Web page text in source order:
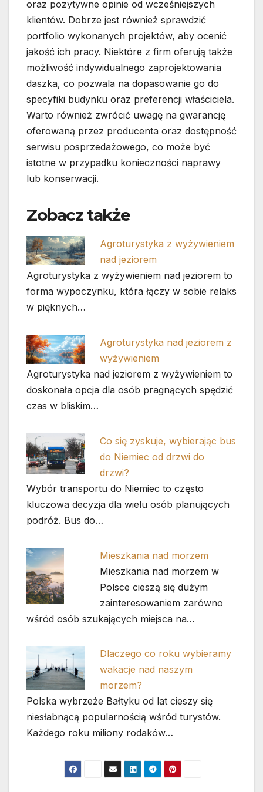
oraz pozytywne opinie od wcześniejszych
klientów. Dobrze jest również sprawdzić
portfolio wykonanych projektów, aby ocenić
jakość ich pracy. Niektóre z firm oferują także
możliwość indywidualnego zaprojektowania
daszka, co pozwala na dopasowanie go do
specyfiki budynku oraz preferencji właściciela.
Warto również zwrócić uwagę na gwarancję
oferowaną przez producenta oraz dostępność
serwisu posprzedażowego, co może być
istotne w przypadku konieczności naprawy
lub konserwacji.
Zobacz także
Agroturystyka z wyżywieniem
nad jeziorem
Agroturystyka z wyżywieniem nad jeziorem to
forma wypoczynku, która łączy w sobie relaks
w pięknych…
Agroturystyka nad jeziorem z
wyżywieniem
Agroturystyka nad jeziorem z wyżywieniem to
doskonała opcja dla osób pragnących spędzić
czas w bliskim…
Co się zyskuje, wybierając bus
do Niemiec od drzwi do
drzwi?
Wybór transportu do Niemiec to często
kluczowa decyzja dla wielu osób planujących
podróż. Bus do…
Mieszkania nad morzem
Mieszkania nad morzem w
Polsce cieszą się dużym
zainteresowaniem zarówno
wśród osób szukających miejsca na…
Dlaczego co roku wybieramy
wakacje nad naszym
morzem?
Polska wybrzeże Bałtyku od lat cieszy się
niesłabnącą popularnością wśród turystów.
Każdego roku miliony rodaków…